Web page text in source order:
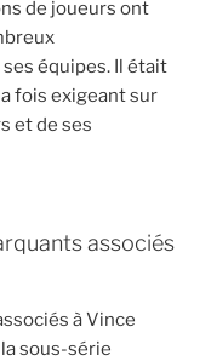
de joueurs ont
équipes. Il était
fois exigeant sur
et de ses
associés
à Vince
sous-série